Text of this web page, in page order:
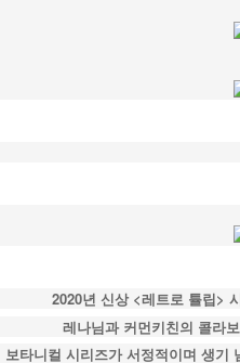
2020년 신상 <레트로 튤립>
레나님과 커먼키친의 콜라
보타니컬 시리즈가 서정적이며 생기